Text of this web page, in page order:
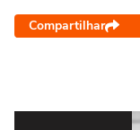
Compartilhar